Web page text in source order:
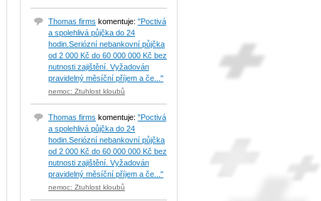
Thomas firms komentuje: "Poctivá
a spolehlivá půjčka do 24
hodin.Seriózní nebankovní půjčka
od 2 000 Kč do 60 000 000 Kč bez
nutnosti zajištění. Vyžadován
pravidelný měsíční příjem a če..."
nemoc: Ztuhlost kloubů
Thomas firms komentuje: "Poctivá
a spolehlivá půjčka do 24
hodin.Seriózní nebankovní půjčka
od 2 000 Kč do 60 000 000 Kč bez
nutnosti zajištění. Vyžadován
pravidelný měsíční příjem a če..."
nemoc: Ztuhlost kloubů